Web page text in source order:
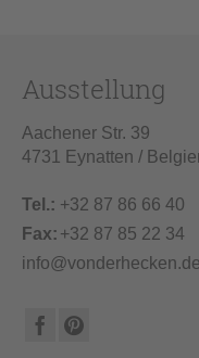
Ausstellung
Aachener Str. 39
4731 Eynatten /
Tel.: +32 87 86 66 40
Fax: +32 87 85 22 34
info@vonderhecken.de